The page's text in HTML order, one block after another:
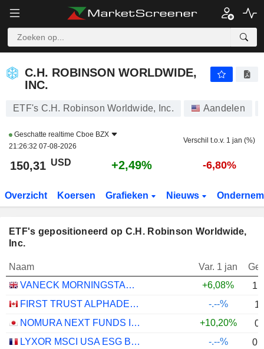
C.H. ROBINSON WORLDWIDE,
INC.
ETF's C.H. Robinson Worldwide, Inc. Aandelen
Geschatte realtime Cboe BZX
21:26:32 07-08-2026
Verschil t.o.v. 1 jan (%)
150,31 USD +2,49% -6,80%
Overzicht Koersen Grafieken Nieuws
ETF's gepositioneerd op C.H. Robinson Worldwide,
Inc.
Naam Var. 1 jan
VANECK MORNINGSTAR US ESG WIDE MOAT UCITS ETF - USD
+6,08%
FIRST TRUST ALPHADEX U.S. INDUSTRIALS SECTOR INDEX ETF - CAD HEDGED
-.--%
NOMURA NEXT FUNDS INTERNATIONAL EQUITY MSCI-KOKUSAI (YEN-HEDGED) ETF - JPY
+10,20%
LYXOR MSCI USA ESG BROAD CTB (DR) UCITS ETF - DIST - EUR
-.--%